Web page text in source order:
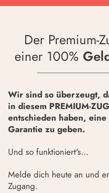
Der Premium-
einer 100%
Wir sind so überzeugt,
in diesem PREMIUM-
entschieden haben,
Garantie zu geben.
Und so funktioniert's...
Melde dich heute an und
Zugang.